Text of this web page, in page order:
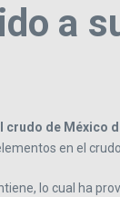
a
de México
en el
lo cual ha